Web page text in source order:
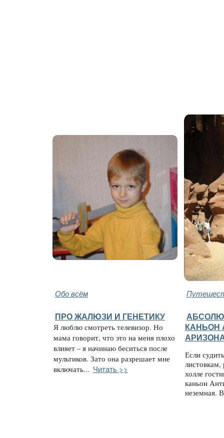
Обо всём
ПРО ЖАЛЮЗИ И ГЕНЕТИКУ
Я люблю смотреть телевизор. Но
мама говорит, что это на меня плохо
влияет – я начинаю беситься после
мультиков. Зато она разрешает мне
включать... Читать >>
КАНЬОН
Если
холле
каньон
неземная.